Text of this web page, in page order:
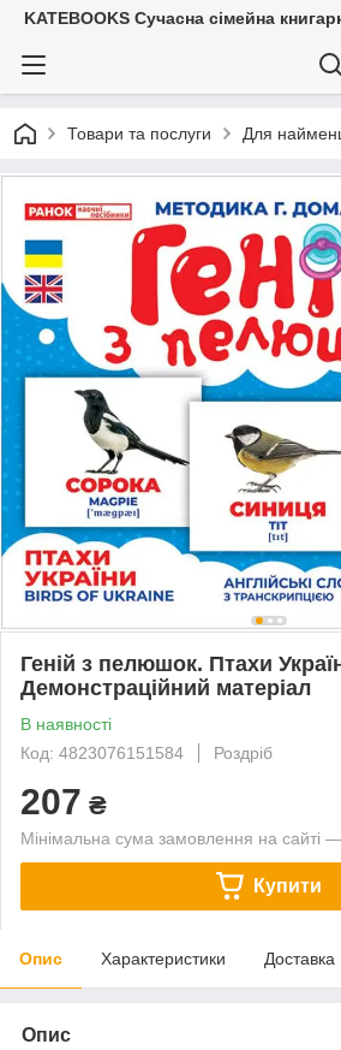
KATEBOOKS Сучасна сімейна
Товари та послуги Для
Геній з пелюшок. Птахи
Демонстраційний матеріал
В наявності
Код: 4823076151584
Роздріб
207 ₴
Мінімальна сума замовлення на сайті
Купити
Опис Характеристики Доставка
Опис